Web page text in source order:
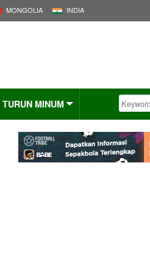
MONGOLIA INDIA
TURUN MINUM